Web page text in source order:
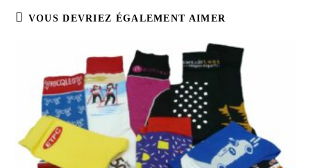
VOUS DEVRIEZ ÉGALEMENT AIMER